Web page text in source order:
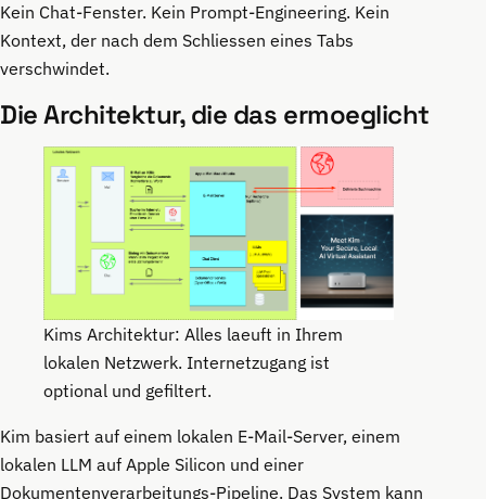
Kein Chat-Fenster. Kein Prompt-Engineering. Kein
Kontext, der nach dem Schliessen eines Tabs
verschwindet.
Die Architektur, die das ermoeglicht
Kims Architektur: Alles laeuft in Ihrem
lokalen Netzwerk. Internetzugang ist
optional und gefiltert.
Kim basiert auf einem lokalen E-Mail-Server, einem
lokalen LLM auf Apple Silicon und einer
Dokumentenverarbeitungs-Pipeline. Das System kann